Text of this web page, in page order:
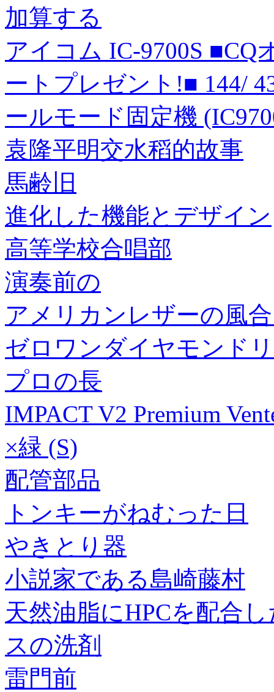
加算する
アイコム IC-9700S
ートプレゼント!■ 144/
ールモード固定機
袁隆平明交水稻的故事
馬齢旧
進化した機能とデザイン
高等学校合唱部
演奏前の
アメリカンレザーの風
ゼロワンダイヤモンド
プロの長
IMPACT V2 Premium
×緑 (S)
配管部品
トンキーがねむった日
やきとり器
小説家である島崎藤村
天然油脂にHPCを配合
スの洗剤
雷門前